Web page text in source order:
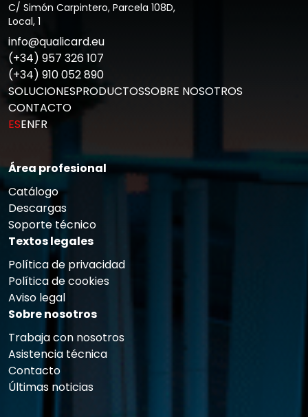
C/ Simón Carpintero, Parcela 108D,
Local, 1
info@qualicard.eu
(+34) 957 326 107
(+34) 910 052 890
SOLUCIONESPRODUCTOSSOBRE NOSOTROS
CONTACTO
ESENFR
Área profesional
Catálogo
Descargas
Soporte técnico
Textos legales
Política de privacidad
Política de cookies
Aviso legal
Sobre nosotros
Trabaja con nosotros
Asistencia técnica
Contacto
Últimas noticias